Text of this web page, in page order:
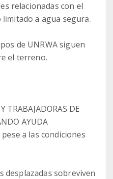
relacionadas con el
limitado a agua segura.
de UNRWA siguen
el terreno.
TRABAJADORAS DE
AYUDA
pese a las condiciones
desplazadas sobreviven